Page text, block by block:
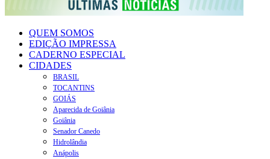
QUEM SOMOS
EDIÇÃO IMPRESSA
CADERNO ESPECIAL
CIDADES
BRASIL
TOCANTINS
GOIÁS
Aparecida de Goiânia
Goiânia
Senador Canedo
Hidrolândia
Anápolis